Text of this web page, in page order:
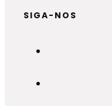
SIGA-NOS